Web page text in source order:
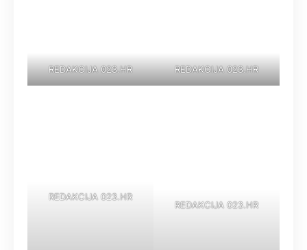
REDAKCIJA 023.HR REDAKCIJA 023.HR
REDAKCIJA 023.HR
REDAKCIJA 023.HR